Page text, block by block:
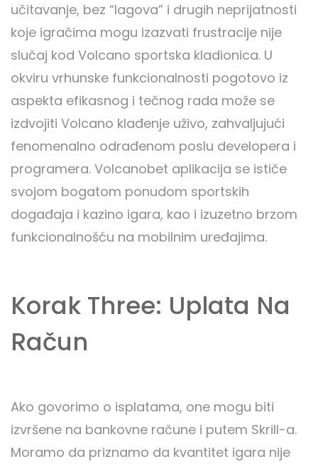
učitavanje, bez “lagova” i drugih neprijatnosti
koje igračima mogu izazvati frustracije nije
slučaj kod Volcano sportska kladionica. U
okviru vrhunske funkcionalnosti pogotovo iz
aspekta efikasnog i tečnog rada može se
izdvojiti Volcano klađenje uživo, zahvaljujući
fenomenalno odrađenom poslu developera i
programera. Volcanobet aplikacija se ističe
svojom bogatom ponudom sportskih
događaja i kazino igara, kao i izuzetno brzom
funkcionalnošću na mobilnim uređajima.
Korak Three: Uplata Na
Račun
Ako govorimo o isplatama, one mogu biti
izvršene na bankovne račune i putem Skrill-a.
Moramo da priznamo da kvantitet igara nije